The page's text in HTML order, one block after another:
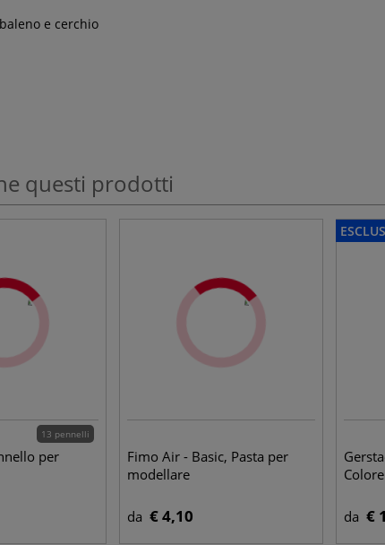
e cerchio
questi prodotti
13 pennelli
per
Fimo Air - Basic, Pasta per
modellare
da € 4,10 da €